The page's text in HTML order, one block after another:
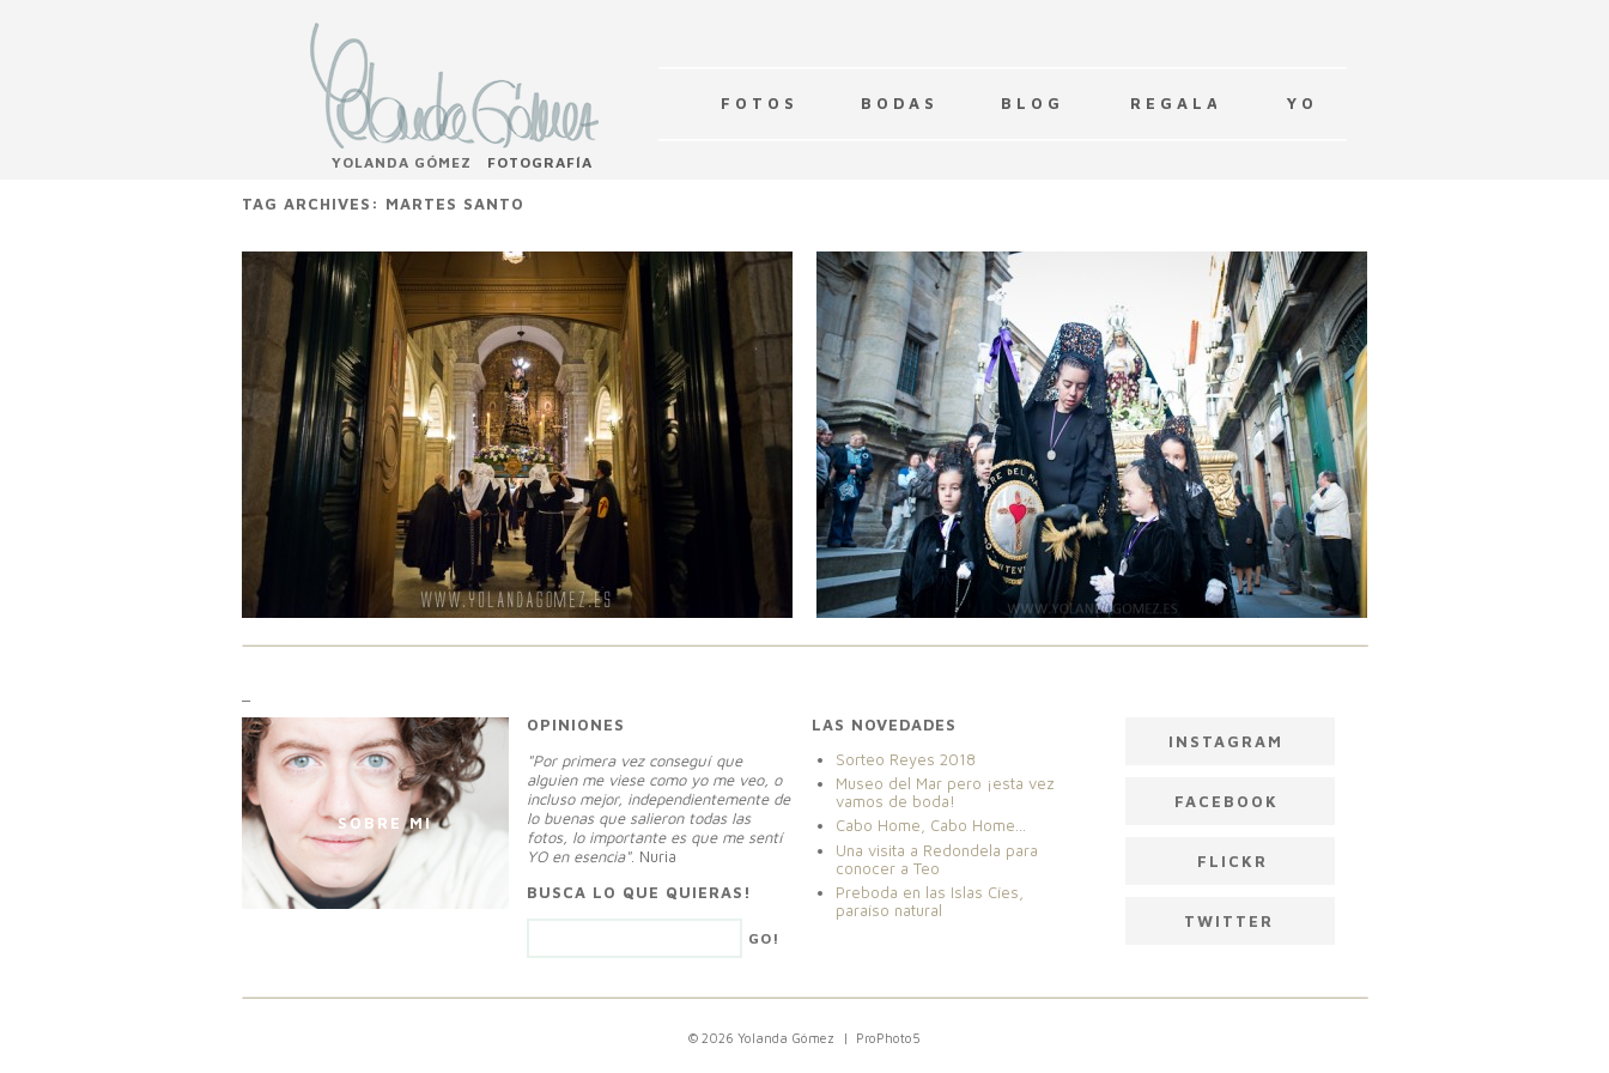
YOLANDA GÓMEZ FOTOGRAFÍA
F O T O S B O D A S B L O G R E G A L A Y O
TAG ARCHIVES: MARTES SANTO
SOBRE MI
OPINIONES
"Por primera vez conseguí que
alguien me viese como yo me veo, o
incluso mejor, independientemente de
lo buenas que salieron todas las
fotos, lo importante es que me sentí
YO en esencia". Nuria
BUSCA LO QUE QUIERAS!
LAS NOVEDADES
Sorteo Reyes 2018
Museo del Mar pero ¡esta vez
vamos de boda!
Cabo Home, Cabo Home…
Una visita a Redondela para
conocer a Teo
Preboda en las Islas Cíes,
paraíso natural
INSTAGRAM
FACEBOOK
FLICKR
TWITTER
© 2026 Yolanda Gómez | ProPhoto5